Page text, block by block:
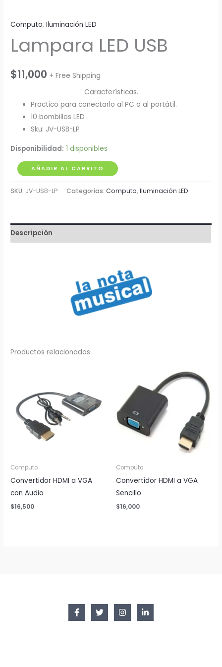
Computo,Iluminación LED
Lampara LED USB
$11,000 + Free Shipping
Características.
Practico para conectarlo al PC o al portátil.
10 bombillos LED
Sku: JV-USB-LP
Disponibilidad: 1 disponibles
Lampara
LED
USB
AÑADIR AL CARRITO
SKU: JV-USB-LP Categorías:Computo,Iluminación LED
Descripción
Productos relacionados
Computo
Convertidor HDMI a VGA
con Audio
$16,500
Computo
Convertidor HDMI a VGA
Sencillo
$16,000